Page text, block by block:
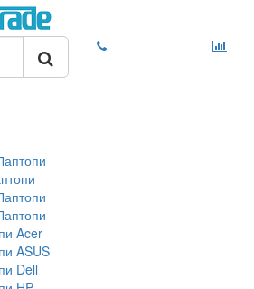
Acer
ASUS
Dell